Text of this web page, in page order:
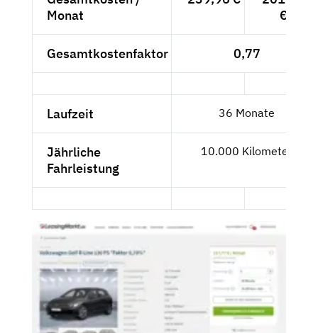
Monat
€
Gesamtkostenfaktor 0,77
Laufzeit 36 Monate
Jährliche
Fahrleistung
10.000 Kilometer